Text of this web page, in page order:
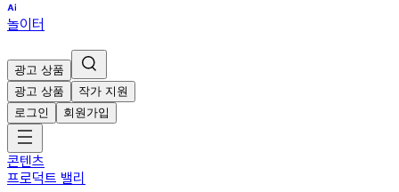
놀이터
광고 상품
광고 상품
작가 지원
로그인
회원가입
콘텐츠
프로덕트 밸리